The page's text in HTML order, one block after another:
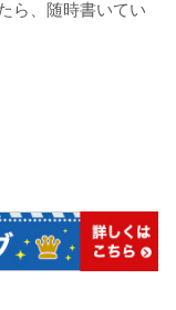
ら、随時書いてい